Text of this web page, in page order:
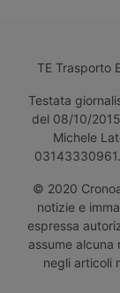
TE Trasporto
Testata
del 08/10/
Michele
© 2020
notizie e
espressa
assume
negli articoli